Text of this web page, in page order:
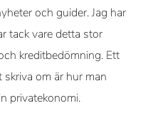
och guider. Jag har
tack vare detta stor
kreditbedömning. Ett
om är hur man
privatekonomi.